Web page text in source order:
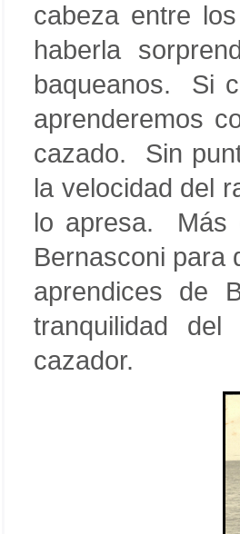
cabeza entre
haberla
baqueanos. Si
aprenderemos
cazado. Sin
la velocidad del
lo apresa. Más
Bernasconi para
aprendices de
tranquilidad
cazador.